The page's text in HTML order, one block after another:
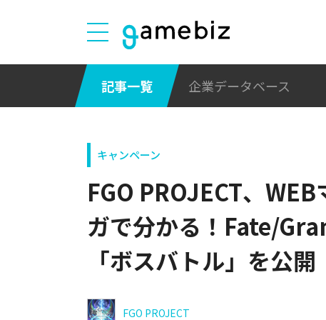
記事一覧 企業データベース
キャンペーン
FGO PROJECT、
ガで分かる！Fate/
「ボスバトル」を公開
FGO PROJECT